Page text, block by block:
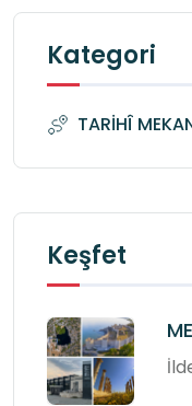
Kategori
TARİHÎ
Keşfet